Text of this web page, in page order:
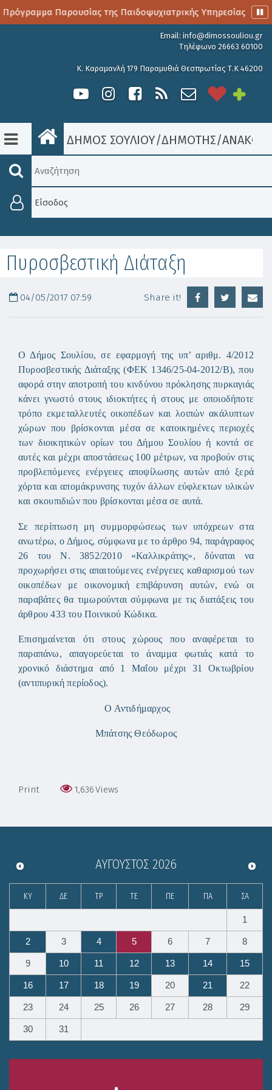
Παρουσίας της Παιδοψυχιατρικής Υπηρεσίας
Email: info@dimossouliou.gr
Τηλέφωνο 26663 60100
Κ. Καραμανλή 179 Παραμυθιά Θεσπρωτίας Τ.Κ 46200
ΔΗΜΟΣ ΣΟΥΛΙΟΥ/ΔΗΜΟΤΗΣ/
Είσοδος
Πυροσβεστική Διάταξη
04/05/2017 07:59 Share it!
Ο Δήμος Σουλίου, σε εφαρμογή της υπ’ αριθμ. 4/2012
Πυροσβεστικής Διάταξης (ΦΕΚ 1346/25-04-2012/Β), που
αφορά στην αποτροπή του κινδύνου πρόκλησης πυρκαγιάς
κάνει γνωστό στους ιδιοκτήτες ή στους με οποιοδήποτε
τρόπο εκμεταλλευτές οικοπέδων και λοιπών ακάλυπτων
χώρων που βρίσκονται μέσα σε κατοικημένες περιοχές
των διοικητικών ορίων του Δήμου Σουλίου ή κοντά σε
αυτές και μέχρι αποστάσεως 100 μέτρων, να προβούν στις
προβλεπόμενες ενέργειες αποψίλωσης αυτών από ξερά
χόρτα και απομάκρυνσης τυχόν άλλων εύφλεκτων υλικών
και σκουπιδιών που βρίσκονται μέσα σε αυτά.
Σε περίπτωση μη συμμορφώσεως των υπόχρεων στα
ανωτέρω, ο Δήμος, σύμφωνα με το άρθρο 94, παράγραφος
26 του Ν. 3852/2010 «Καλλικράτης», δύναται να
προχωρήσει στις απαιτούμενες ενέργειες καθαρισμού των
οικοπέδων με οικονομική επιβάρυνση αυτών, ενώ οι
παραβάτες θα τιμωρούνται σύμφωνα με τις διατάξεις του
άρθρου 433 του Ποινικού Κώδικα.
Επισημαίνεται ότι στους χώρους που αναφέρεται το
παραπάνω, απαγορεύεται το άναμμα φωτιάς κατά το
χρονικό διάστημα από 1 Μαΐου μέχρι 31 Οκτωβρίου
(αντιπυρική περίοδος).
Ο Αντιδήμαρχος
Μπάτσης Θεόδωρος
Print 1,636Views
ΑΎΓΟΥΣΤΟΣ 2026
ΚΥ ΔΕ ΤΡ ΤΕ ΠΕ ΠΑ ΣΑ
1
2 3 4 5 6 7 8
9 10 11 12 13 14 15
16 17 18 19 20 21 22
23 24 25 26 27 28 29
30 31